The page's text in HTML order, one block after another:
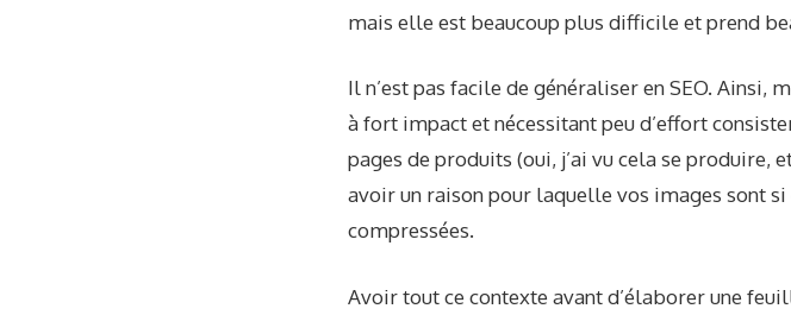
mais elle est beaucoup plus difficile et prend
Il n’est pas facile de généraliser en SEO. Ainsi,
à fort impact et nécessitant peu d’effort
pages de produits (oui, j’ai vu cela se produire,
avoir un raison pour laquelle vos images sont
compressées.
Avoir tout ce contexte avant d’élaborer une